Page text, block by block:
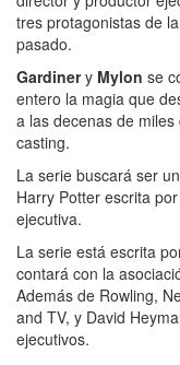
tres protagonistas de
pasado.
Gardinery Mylon se
entero la magia que
a las decenas de
casting.
La serie buscará ser
Harry Potter escrita
ejecutiva.
La serie está escrita
contará con la
Además de Rowling,
and TV, y David
ejecutivos.